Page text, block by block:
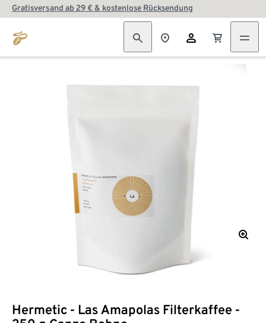
Gratisversand ab 29 € & kostenlose Rücksendung
Hermetic - Las Amapolas Filterkaffee -